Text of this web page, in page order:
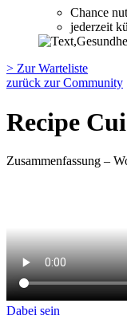
Chance
jederzeit
> Zur Warteliste
zurück zur Community
Recipe
Zusammenfassung –
Dabei sein